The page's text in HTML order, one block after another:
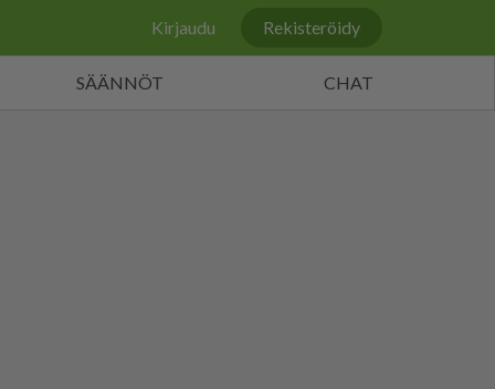
Kirjaudu Rekisteröidy
SÄÄNNÖT CHAT